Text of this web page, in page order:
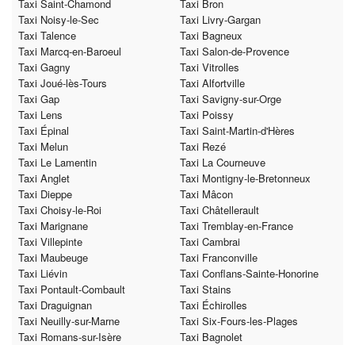
Taxi Saint-Chamond
Taxi Bron
Taxi Noisy-le-Sec
Taxi Livry-Gargan
Taxi Talence
Taxi Bagneux
Taxi Marcq-en-Baroeul
Taxi Salon-de-Provence
Taxi Gagny
Taxi Vitrolles
Taxi Joué-lès-Tours
Taxi Alfortville
Taxi Gap
Taxi Savigny-sur-Orge
Taxi Lens
Taxi Poissy
Taxi Épinal
Taxi Saint-Martin-d'Hères
Taxi Melun
Taxi Rezé
Taxi Le Lamentin
Taxi La Courneuve
Taxi Anglet
Taxi Montigny-le-Bretonneux
Taxi Dieppe
Taxi Mâcon
Taxi Choisy-le-Roi
Taxi Châtellerault
Taxi Marignane
Taxi Tremblay-en-France
Taxi Villepinte
Taxi Cambrai
Taxi Maubeuge
Taxi Franconville
Taxi Liévin
Taxi Conflans-Sainte-Honorine
Taxi Pontault-Combault
Taxi Stains
Taxi Draguignan
Taxi Échirolles
Taxi Neuilly-sur-Marne
Taxi Six-Fours-les-Plages
Taxi Romans-sur-Isère
Taxi Bagnolet